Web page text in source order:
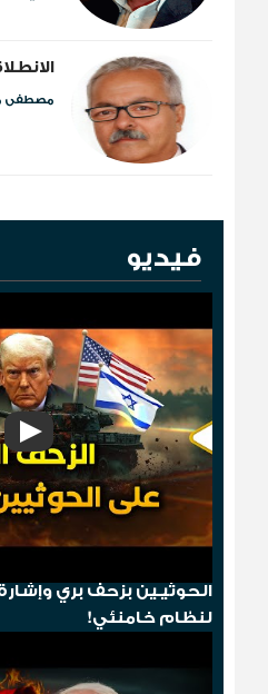
مصطفى
فيديو
الحوثيـين بزحف بري
لنظام خامنئي!